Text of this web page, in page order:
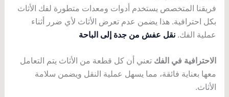
فريقنا المتخصص يستخدم أدوات ومعدات متطورة لفك الأثاث
بكل احترافية. هذا يضمن عدم تعرض الأثاث لأي ضرر أثناء
عملية الفك. نقل عفش من جدة إلى الباحة
الاحترافية في الفك تعني أن كل قطعة من الأثاث يتم التعامل
معها بعناية فائقة، مما يسهل عملية النقل ويضمن سلامة
الأثاث.